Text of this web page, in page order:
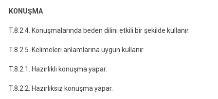
KONUŞMA
T.8.2.4. Konuşmalarında beden dilini etkili bir şekilde kullanır.
T.8.2.5. Kelimeleri anlamlarına uygun kullanır.
T.8.2.1. Hazırlıklı konuşma yapar.
T.8.2.2. Hazırlıksız konuşma yapar.